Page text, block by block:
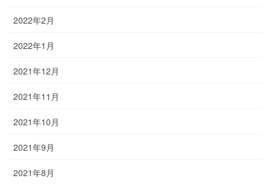
2022年2月
2022年1月
2021年12月
2021年11月
2021年10月
2021年9月
2021年8月